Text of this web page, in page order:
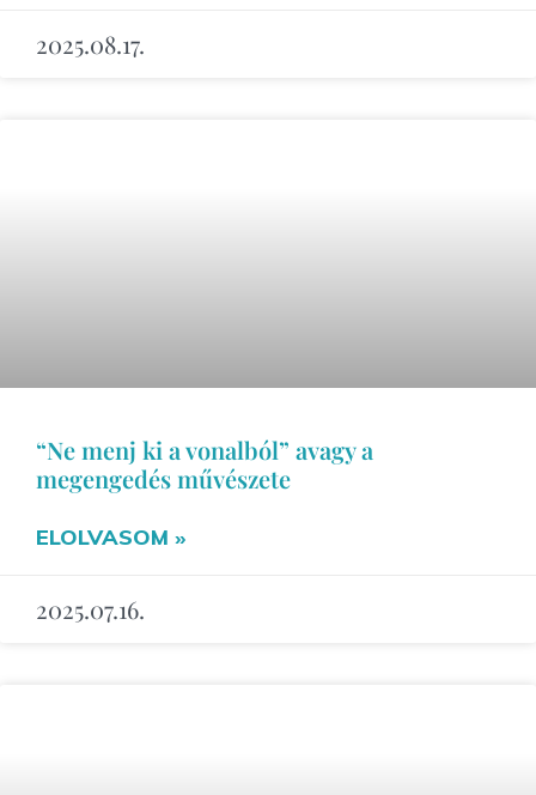
2025.08.17.
“Ne menj ki a vonalból” avagy a
megengedés művészete
ELOLVASOM »
2025.07.16.